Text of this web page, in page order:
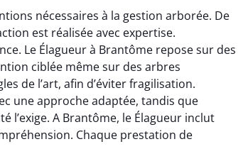
nécessaires à la gestion arborée. De
est réalisée avec expertise.
Le Élagueur à Brantôme repose sur des
ciblée même sur des arbres
de l’art, afin d’éviter fragilisation.
une approche adaptée, tandis que
l’exige. A Brantôme, le Élagueur inclut
Chaque prestation de
Julien Caradec
18 juin 2025